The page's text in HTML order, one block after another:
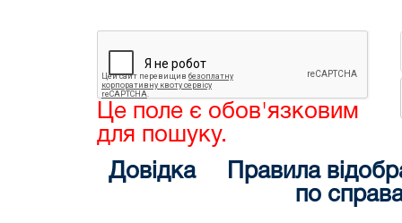
Це поле є обов'язковим
для пошуку.
Довідка
Правила
по